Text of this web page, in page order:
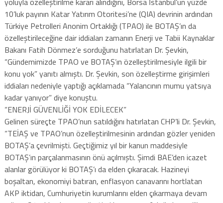
10’luk payının Katar Yatırım Otoritesi’ne (QIA) devrinin ardından
Türkiye Petrolleri Anonim Ortaklığı (TPAO) ile BOTAŞ’ın da
özelleştirileceğine dair iddiaları zamanın Enerji ve Tabii Kaynaklar
Bakanı Fatih Dönmez’e sorduğunu hatırlatan Dr. Şevkin,
“Gündemimizde TPAO ve BOTAŞ’ın özelleştirilmesiyle ilgili bir
konu yok” yanıtı almıştı. Dr. Şevkin, son özelleştirme girişimleri
iddiaları nedeniyle yaptığı açıklamada “Yalancının mumu yatsıya
kadar yanıyor” diye konuştu.
“ENERJİ GÜVENLİĞİ YOK EDİLECEK”
Gelinen süreçte TPAO’nun satıldığını hatırlatan CHP’li Dr. Şevkin,
“TEİAŞ ve TPAO’nun özelleştirilmesinin ardından gözler yeniden
BOTAŞ’a çevrilmişti. Geçtiğimiz yıl bir kanun maddesiyle
BOTAŞ’ın parçalanmasının önü açılmıştı. Şimdi BAE’den icazet
alanlar görülüyor ki BOTAŞ’ı da elden çıkaracak. Hazineyi
boşaltan, ekonomiyi batıran, enflasyon canavarını hortlatan
AKP iktidarı, Cumhuriyetin kurumlarını elden çıkarmaya devam